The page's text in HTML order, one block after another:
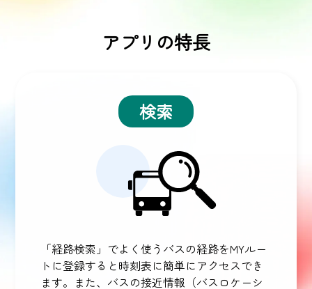
アプリの特長
検索
「経路検索」でよく使うバスの経路をMYルー
トに登録すると時刻表に簡単にアクセスでき
ます。また、バスの接近情報（バスロケーシ